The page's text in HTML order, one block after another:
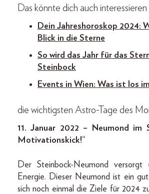
Das könnte dich auch interessieren
Dein Jahreshoroskop 2024:
Blick in die Sterne
So wird das Jahr für das
Steinbock
Events in Wien: Was ist los
die wichtigsten Astro-Tage des
11. Januar 2022 – Neumond im
Motivationskick!“
Der Steinbock-Neumond versorgt
Energie. Dieser Neumond ist ein
sich noch einmal die Ziele für 2024